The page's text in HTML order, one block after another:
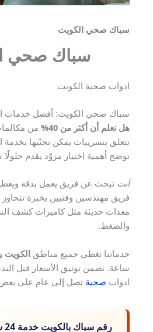
سباك صحي الكويت
سباك صحي
ادوات صحية الكويت
سباك صحي الكويت: أفضل خدمات
هل تعلم أن أكثر من 40%
من
تتعلق بتسريبات يمكن تجنّبها بخدمة
توضح أهمية اختيار مزوّد يقدم حلولًا
أنت تبحث عن فريق يعمل بدقة
معدات حديثة مثل كاميرات كشف
والضغط.
خدماتنا تغطي جميع مناطق الكويت
ساعة. نضمن توثيق الأسعار قبل
ادوات صحية تصل إلى عام على بعض
رقم سباك بالكويت خدمة 24 ساعة